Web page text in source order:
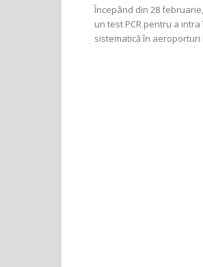
Începând din 28
un test PCR pentru a
sistematică în aeroporturi